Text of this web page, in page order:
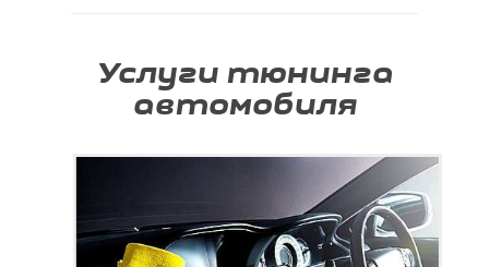
Услуги тюнинга
автомобиля